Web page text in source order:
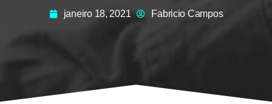
janeiro 18, 2021 Fabricio Campos